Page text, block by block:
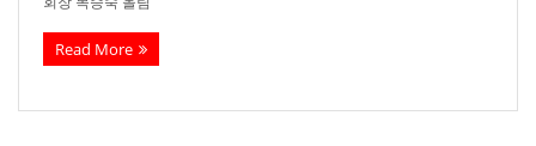
Read More